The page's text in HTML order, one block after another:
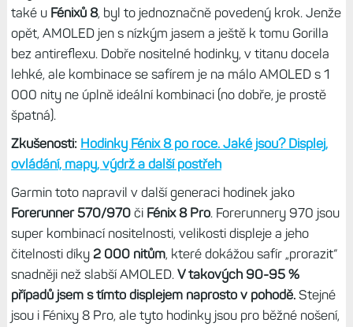
také u Fénixů 8, byl to jednoznačně povedený krok. Jenže
opět, AMOLED jen s nízkým jasem a ještě k tomu Gorilla
bez antireflexu. Dobře nositelné hodinky, v titanu docela
lehké, ale kombinace se safírem je na málo AMOLED s 1
000 nity ne úplně ideální kombinaci (no dobře, je prostě
špatná).
Zkušenosti: Hodinky Fénix 8 po roce. Jaké jsou? Displej,
ovládání, mapy, výdrž a další postřeh
Garmin toto napravil v další generaci hodinek jako
Forerunner 570/970či Fénix 8 Pro. Forerunnery 970 jsou
super kombinací nositelnosti, velikosti displeje a jeho
čitelnosti díky 2 000 nitům, které dokážou safír „prorazit“
snadněji než slabší AMOLED. V takových 90-95 %
případů jsem s tímto displejem naprosto v pohodě.Stejné
jsou i Fénixy 8 Pro, ale tyto hodinky jsou pro běžné nošení,